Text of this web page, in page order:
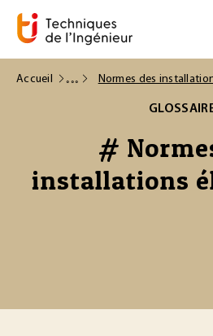
Accueil Normes des
#
installations